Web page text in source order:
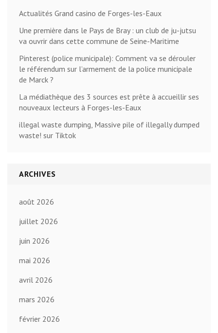
Actualités Grand casino de Forges-les-Eaux
Une première dans le Pays de Bray : un club de ju-jutsu
va ouvrir dans cette commune de Seine-Maritime
Pinterest (police municipale): Comment va se dérouler
le référendum sur l’armement de la police municipale
de Marck ?
La médiathèque des 3 sources est prête à accueillir ses
nouveaux lecteurs à Forges-les-Eaux
illegal waste dumping, Massive pile of illegally dumped
waste! sur Tiktok
ARCHIVES
août 2026
juillet 2026
juin 2026
mai 2026
avril 2026
mars 2026
février 2026